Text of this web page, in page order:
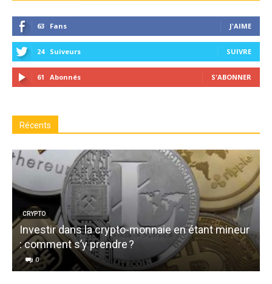
63 Fans J'AIME
24 Suiveurs SUIVRE
61 Abonnés S'ABONNER
Récents
CRYPTO
Investir dans la crypto-monnaie en étant mineur
: comment s’y prendre ?
0